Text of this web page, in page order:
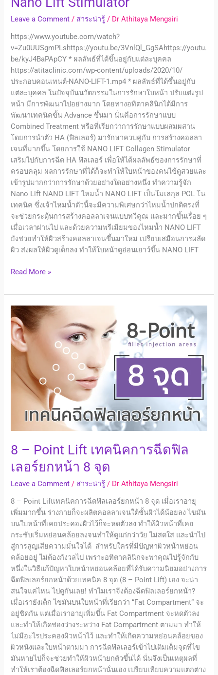
Leave a Comment / สาระน่ารู้ / Dr Athitaya Mengsiri
https://www.youtube.com/watch?
v=Zu0UUSgmPLshttps://youtu.be/3VnlQl_GgSAhttps://youtu.
be/kyJ4BaPApCY * ผลลัพธ์ที่ได้ขึ้นอยู่กับแต่ละบุคคล
https://atitaclinic.com/wp-content/uploads/2020/10/
ประกอบคอนเทนต์-NANO-LIFT-1.mp4 * ผลลัพธ์ที่ได้ขึ้นอยู่กับ
แต่ละบุคคล ในปัจจุบันนวัตกรรมในการรักษาใบหน้า ปรับแต่งรูป
หน้า มีการพัฒนาไปอย่างมาก โดยทางอทิตาคลินิกได้มีการ
พัฒนาเทคนิคขั้น Advance ขึ้นมา นั่นคือการรักษาแบบ
Combined Treatment หรือที่เรียกว่าการรักษาแบบผสมผสาน
โดยการนำตัว HA (ฟิลเลอร์) มารักษาควบคู่กับ การสร้างคอลลา
เจนที่มากขึ้น โดยการใช้ NANO LIFT Collagen Stimulator
เสริมไปกับการฉีด HA ฟิลเลอร์ เพื่อให้ได้ผลลัพธ์ของการรักษาที่
ครอบคลุม ผลการรักษาที่ได้ก็จะทำให้ใบหน้าของคนไข้ดูสวยและ
เข้ารูปมากกว่าการรักษาด้วยอย่างใดอย่างหนึ่ง ทำความรู้จัก
Nano Lift NANO LIFT ไหมน้ำ NANO LIFT เป็นโมเลกุล PCL โน
เทคนิค ซึ่งเจ้าไหมน้ำตัวนี้จะมีความพิเศษกว่าไหมน้ำปกติตรงที่
จะช่วยกระตุ้นการสร้างคอลลาเจนแบบทวีคูณ และมากขึ้นเรื่อย ๆ
เมื่อเวลาผ่านไป และด้วยความพรีเมียมของไหมน้ำ NANO LIFT
ยังช่วยทำให้ผิวสร้างคอลลาเจนขึ้นมาใหม่ เปรียบเสมือนการผลัด
ผิว ส่งผลให้ผิวดูเด็กลง ทำให้ใบหน้าดูอ่อนเยาว์ขึ้น NANO LIFT
Read More »
8 – Point Lift เทคนิคการฉีดฟิล
เลอร์ยกหน้า 8 จุด
Leave a Comment / สาระน่ารู้ / Dr Athitaya Mengsiri
8 – Point Liftเทคนิคการฉีดฟิลเลอร์ยกหน้า 8 จุด เมื่อเราอายุ
เพิ่มมากขึ้น ร่างกายก็จะผลิตคอลลาเจนใต้ชั้นผิวได้น้อยลง ไขมัน
บนใบหน้าที่เคยประคองผิวไว้ก็จะหดตัวลง ทำให้ผิวหน้าที่เคย
กระชับเริ่มหย่อนคล้อยลงจนทำให้ดูแก่กว่าวัย ไม่สดใส และนำไป
สู่การสูญเสียความมั่นใจได้ สำหรับใครที่มีปัญหาผิวหน้าหย่อน
คล้อยอยู่ ไม่ต้องกังวลไป เพราะอทิตาคลินิกจะพาคุณไปรู้จักกับ
หนึ่งในวิธีแก้ปัญหาใบหน้าหย่อนคล้อยที่ได้รับความนิยมอย่างการ
ฉีดฟิลเลอร์ยกหน้าด้วยเทคนิค 8 จุด (8 – Point Lift) เอง จะน่า
สนใจแค่ไหน ไปดูกันเลย! ทำไมเราจึงต้องฉีดฟิลเลอร์ยกหน้า?
เมื่อเรายังเด็ก ไขมันบนใบหน้าที่เรียกว่า “Fat Compartment” จะ
อยู่ชิดกัน แต่เมื่อเราอายุเพิ่มขึ้น Fat Compartment จะหดตัวลง
และทำให้เกิดช่องว่างระหว่าง Fat Compartment ตามมา ทำให้
ไม่มีอะไรประคองผิวหน้าไว้ และทำให้เกิดความหย่อนคล้อยของ
ผิวหนังและใบหน้าตามมา การฉีดฟิลเลอร์เข้าไปเติมเต็มจุดที่ไข
มันหายไปก็จะช่วยทำให้ผิวหน้ายกตัวขึ้นได้ นั่นจึงเป็นเหตุผลที่
ทำให้เราต้องฉีดฟิลเลอร์ยกหน้านั่นเอง เปรียบเทียบความแตกต่าง
8
–
Point
Lift
เทคนิค
ฉีด
หน้า
8
จุด